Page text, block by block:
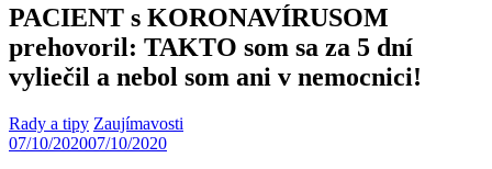
PACIENT s KORONAVÍRUSOM
prehovoril: TAKTO som sa za 5 dní
vyliečil a nebol som ani v nemocnici!
Rady a tipy Zaujímavosti
07/10/202007/10/2020